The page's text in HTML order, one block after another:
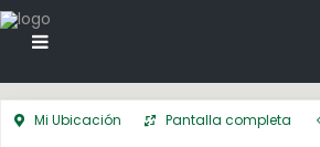
Mi Ubicación Pantalla completa